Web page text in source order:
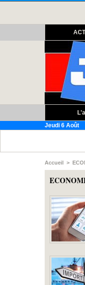
Jeudi 6 Août
Accueil >